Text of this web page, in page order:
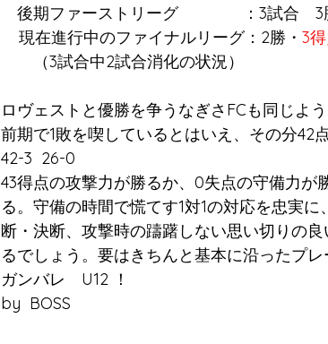
後期ファーストリーグ　　　　：3試合　3
    現在進行中のファイナルリーグ：2勝・
3
（3試合中2試合消化の状況）
ロヴェストと優勝を争うなぎさFCも同じよ
前期で1敗を喫しているとはいえ、その分42
42-3  26-0
43得点の攻撃力が勝るか、0失点の守備力
る。守備の時間で慌てす1対1の対応を忠実
断・決断、攻撃時の躊躇しない思い切りの
るでしょう。要はきちんと基本に沿ったプレ
ガンバレ　U12 ！
by  BOSS